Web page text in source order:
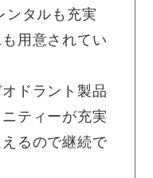
ンタルも充実
用意されてい
ドラント製品
ティーが充実
るので継続で